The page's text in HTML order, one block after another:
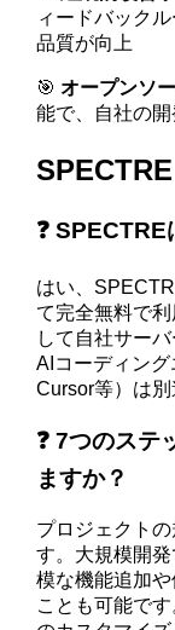
ィードバック
品質が向上
🎯オープンソ
能で、自社の
❓
はい、
て完全無料で
して自社サー
AIコーディング
Cursor等）は別
❓ 7つのステ
ますか？
プロジェクト
す。大規模開
模な機能追加
ことも可能で